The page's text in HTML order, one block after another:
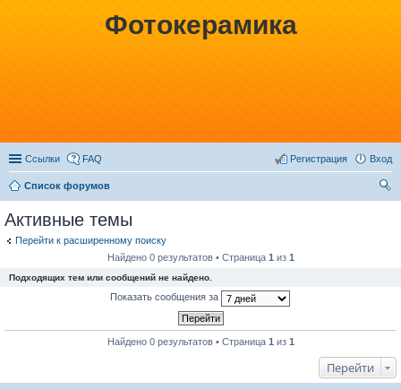
Фотокерамика
Ссылки FAQ Вход
Регистрация
Список форумов
Активные темы
Перейти к расширенному поиску
Найдено 0 результатов • Страница 1 из 1
Подходящих тем или сообщений не найдено.
Показать сообщения за
Найдено 0 результатов • Страница 1 из 1
Перейти